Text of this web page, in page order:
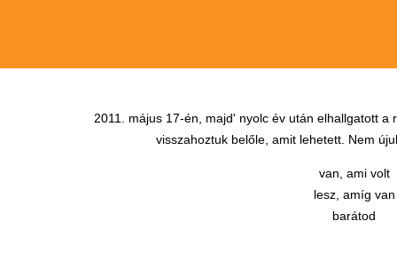
2011. május 17-én, majd' nyolc év után elhallgatott
visszahoztuk belőle, amit lehetett. Nem
van, ami volt
lesz, amíg van
barátod